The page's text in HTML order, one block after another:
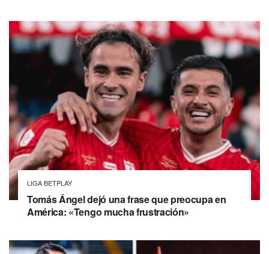
LIGA BETPLAY
Tomás Ángel dejó una frase que preocupa en
América: «Tengo mucha frustración»